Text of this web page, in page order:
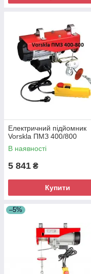
Електричний підйомник
Vorskla ПМЗ 400/800
В наявності
5 841 ₴
Купити
–5%